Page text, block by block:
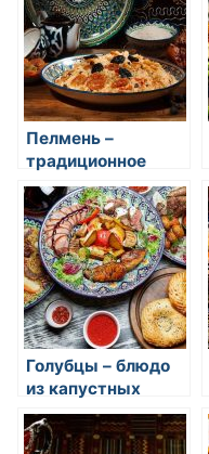
Пелмень –
традиционное
восточное блюдо
из нескольких
видов мяса,
завернутое в
тонкое тесто
Голубцы – блюдо
из капустных
листьев